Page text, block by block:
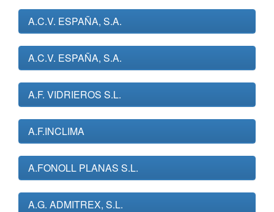
A.C.V. ESPAÑA, S.A.
A.C.V. ESPAÑA, S.A.
A.F. VIDRIEROS S.L.
A.F.INCLIMA
A.FONOLL PLANAS S.L.
A.G. ADMITREX, S.L.